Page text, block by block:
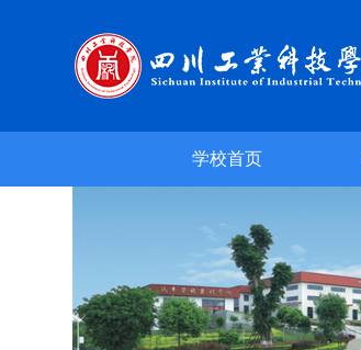
学校首页